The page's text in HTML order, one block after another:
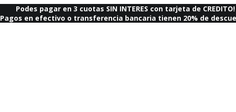
Podes pagar en 3 cuotas SIN INTERES con tarjeta de CREDITO!
Pagos en efectivo o transferencia bancaria tienen 20% de